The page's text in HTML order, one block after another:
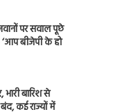
पर सवाल पूछे
‘आप बीजेपी के हो
बारिश से
कई राज्यों में